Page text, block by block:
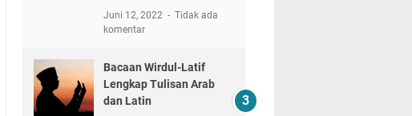
Juni 12, 2022
Tidak ada
komentar
Bacaan Wirdul-Latif
Lengkap Tulisan Arab
dan Latin